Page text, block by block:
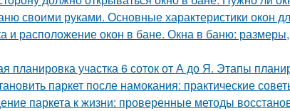
своими руками. Основные характеристики окон
и расположение окон в бане. Окна в баню:
планировка участка 6 соток от А до Я. Этапы
паркет после намокания: практические
паркета к жизни: проверенные методы